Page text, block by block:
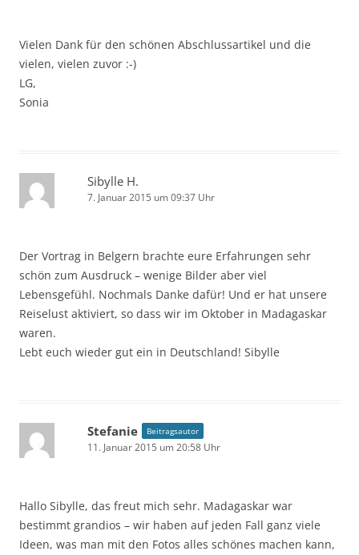
Vielen Dank für den schönen Abschlussartikel und die
vielen, vielen zuvor :-)
LG,
Sonia
Sibylle H.
7. Januar 2015 um 09:37 Uhr
Der Vortrag in Belgern brachte eure Erfahrungen sehr
schön zum Ausdruck – wenige Bilder aber viel
Lebensgefühl. Nochmals Danke dafür! Und er hat unsere
Reiselust aktiviert, so dass wir im Oktober in Madagaskar
waren.
Lebt euch wieder gut ein in Deutschland! Sibylle
Stefanie Beitragsautor
11. Januar 2015 um 20:58 Uhr
Hallo Sibylle, das freut mich sehr. Madagaskar war
bestimmt grandios – wir haben auf jeden Fall ganz viele
Ideen, was man mit den Fotos alles schönes machen kann,